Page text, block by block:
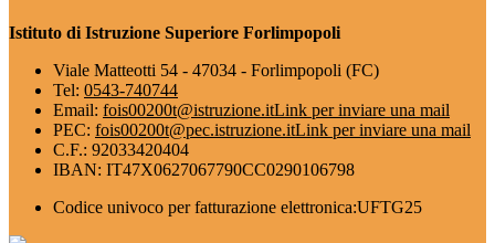
Istituto di Istruzione Superiore Forlimpopoli
Viale Matteotti 54 - 47034 - Forlimpopoli (FC)
Tel: 0543-740744
Email: fois00200t@istruzione.itLink per inviare una mail
PEC: fois00200t@pec.istruzione.itLink per inviare una mail
C.F.: 92033420404
IBAN: IT47X0627067790CC0290106798
Codice univoco per fatturazione elettronica:UFTG25